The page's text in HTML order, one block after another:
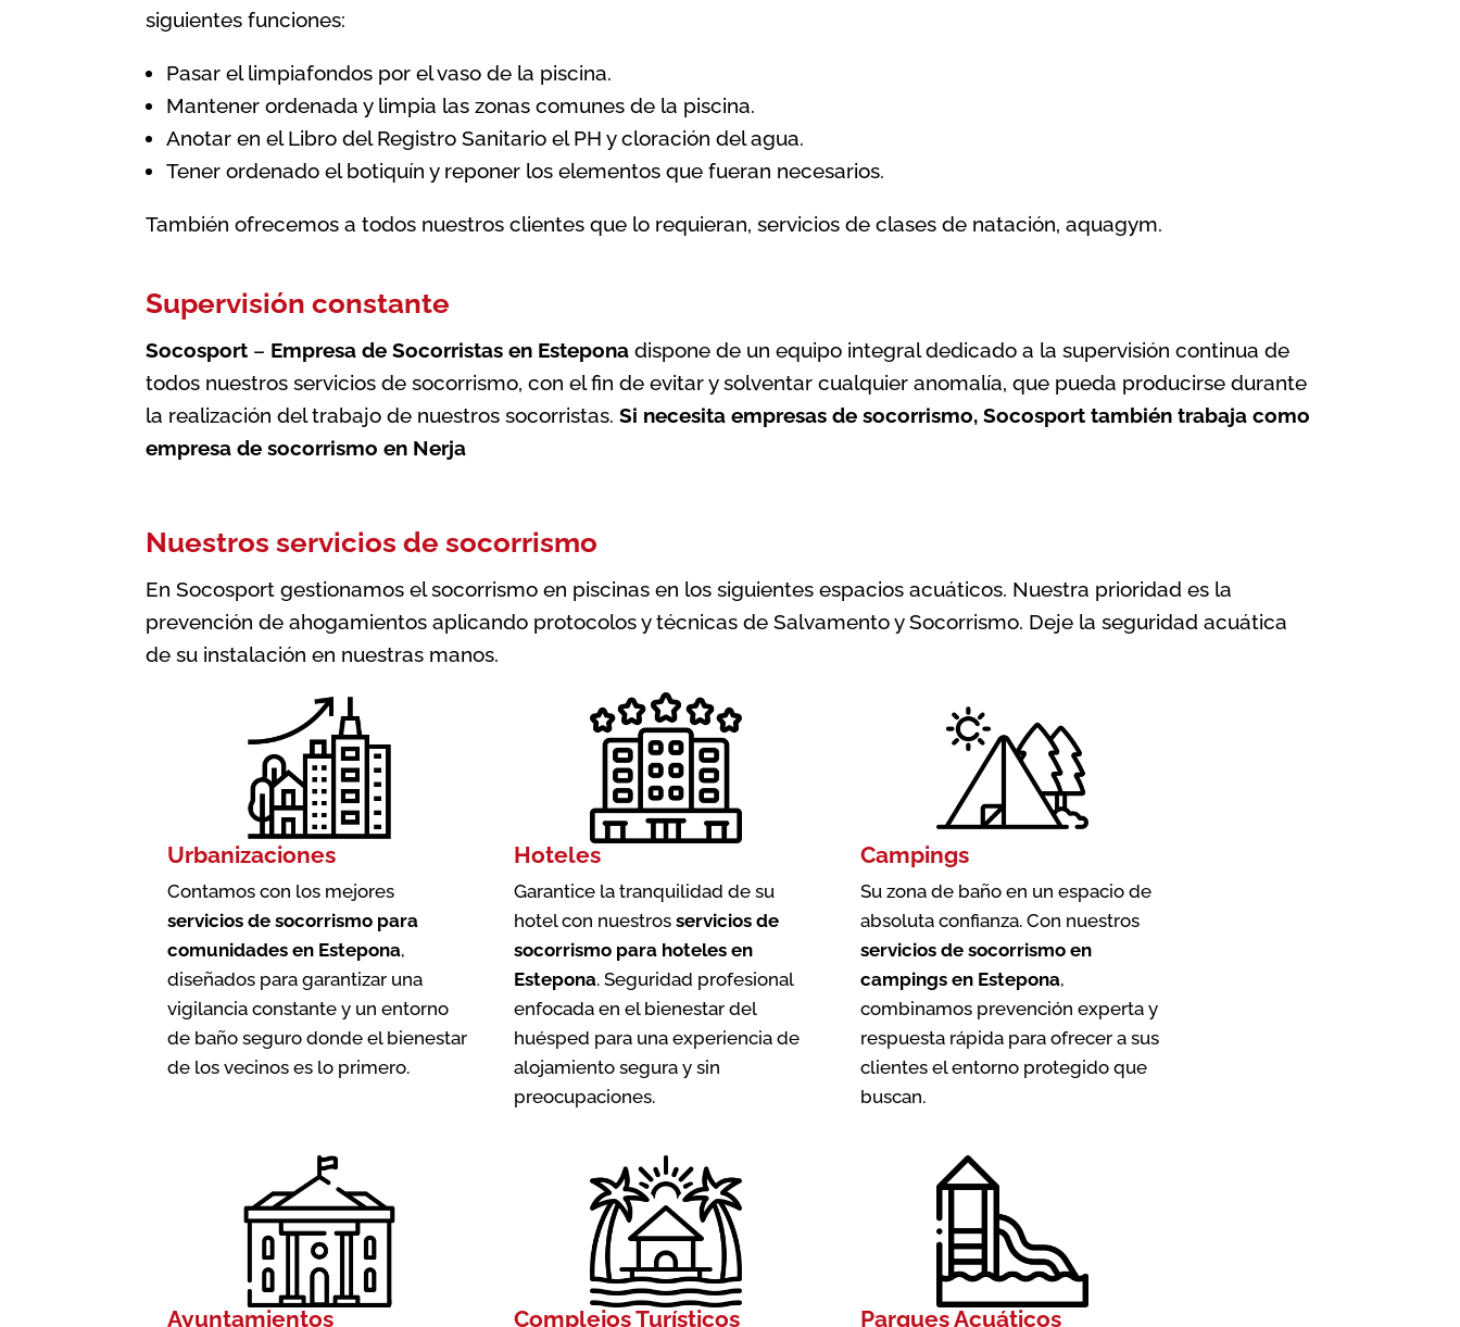
siguientes funciones:
Pasar el limpiafondos por el vaso de la piscina.
Mantener ordenada y limpia las zonas comunes de la piscina.
Anotar en el Libro del Registro Sanitario el PH y cloración del agua.
Tener ordenado el botiquín y reponer los elementos que fueran necesarios.
También ofrecemos a todos nuestros clientes que lo requieran, servicios de clases de natación, aquagym.
Supervisión constante
Socosport – Empresa de Socorristas en Estepona dispone de un equipo integral dedicado a la supervisión continua de
todos nuestros servicios de socorrismo, con el fin de evitar y solventar cualquier anomalía, que pueda producirse durante
la realización del trabajo de nuestros socorristas.Si necesita empresas de socorrismo, Socosport también trabaja como
empresa de socorrismo en Nerja
Nuestros servicios de socorrismo
En Socosport gestionamos el socorrismo en piscinas en los siguientes espacios acuáticos. Nuestra prioridad es la
prevención de ahogamientos aplicando protocolos y técnicas de Salvamento y Socorrismo. Deje la seguridad acuática
de su instalación en nuestras manos.
Urbanizaciones
Contamos con los mejores
servicios de socorrismo para
comunidades en Estepona,
diseñados para garantizar una
vigilancia constante y un entorno
de baño seguro donde el bienestar
de los vecinos es lo primero.
Hoteles
Garantice la tranquilidad de su
hotel con nuestrosservicios de
socorrismo para hoteles en
Estepona. Seguridad profesional
enfocada en el bienestar del
huésped para una experiencia de
alojamiento segura y sin
preocupaciones.
Campings
Su zona de baño en un espacio de
absoluta confianza. Con nuestros
servicios de socorrismo en
campings en Estepona,
combinamos prevención experta y
respuesta rápida para ofrecer a sus
clientes el entorno protegido que
buscan.
Ayuntamientos Complejos Turísticos Parques Acuáticos